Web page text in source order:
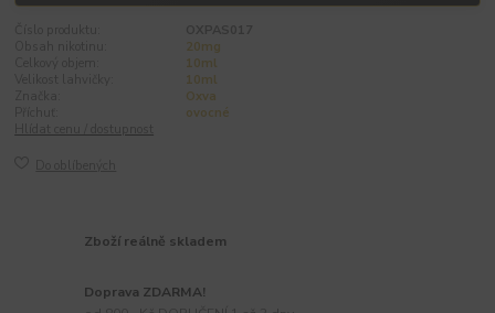
20mg
10ml
10ml
Oxva
ovocné
Zboží reálně skladem
Doprava ZDARMA!